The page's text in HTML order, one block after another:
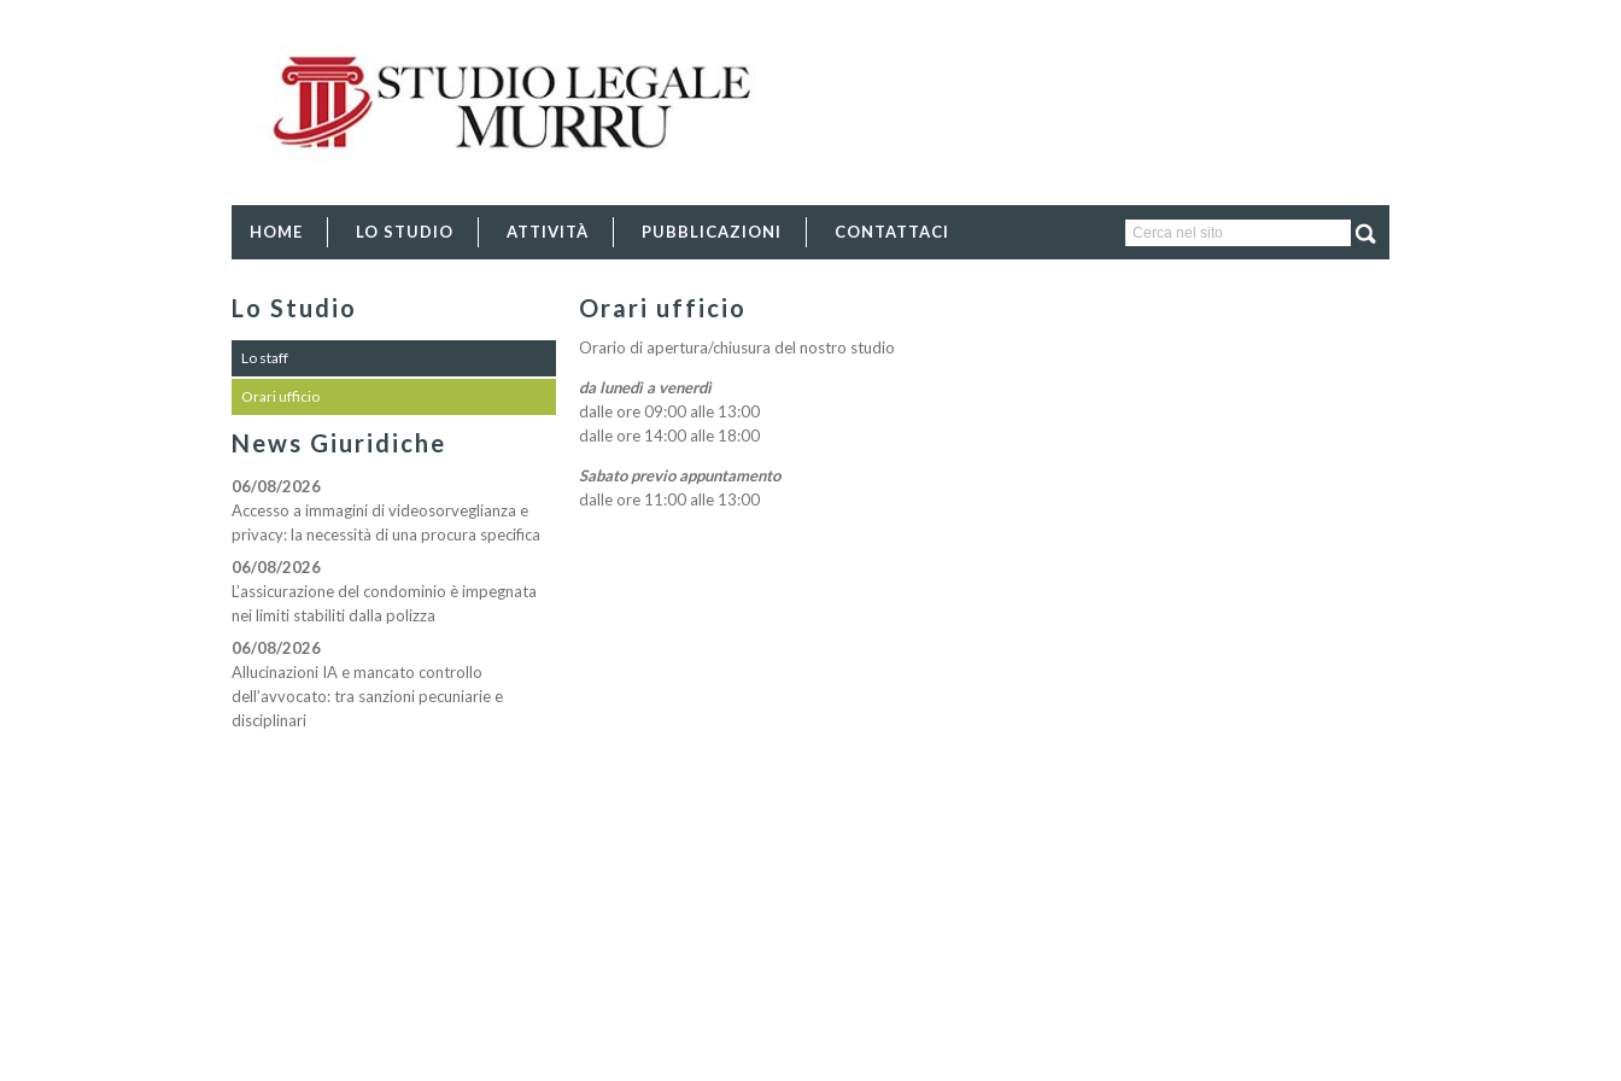
HOME LO STUDIO ATTIVITÀ PUBBLICAZIONI CONTATTACI
Orari ufficio
Orario di apertura/chiusura del nostro studio
da lunedì a venerdì
dalle ore 09:00 alle 13:00
dalle ore 14:00 alle 18:00
Sabato previo appuntamento
dalle ore 11:00 alle 13:00
Lo Studio
Lo staff
Orari ufficio
News Giuridiche
06/08/2026
Accesso a immagini di videosorveglianza e
privacy: la necessità di una procura specifica
06/08/2026
L’assicurazione del condominio è impegnata
nei limiti stabiliti dalla polizza
06/08/2026
Allucinazioni IA e mancato controllo
dell’avvocato: tra sanzioni pecuniarie e
disciplinari